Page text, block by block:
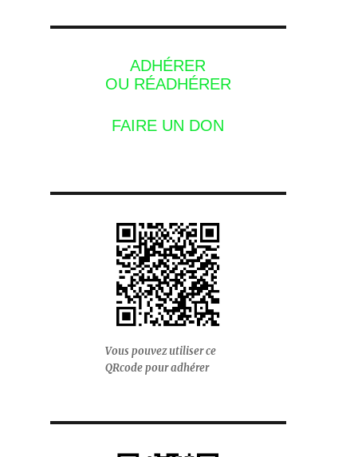
ADHÉRER
OU RÉADHÉRER
FAIRE UN DON
Vous pouvez utiliser ce
QRcode pour adhérer